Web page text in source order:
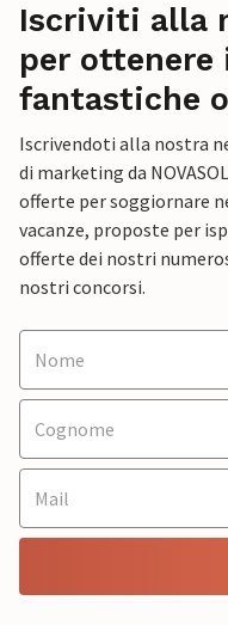
Iscriviti alla
per ottenere
fantastiche
Iscrivendoti alla nostra
di marketing da
offerte per soggiornare
vacanze, proposte per
offerte dei nostri
nostri concorsi.